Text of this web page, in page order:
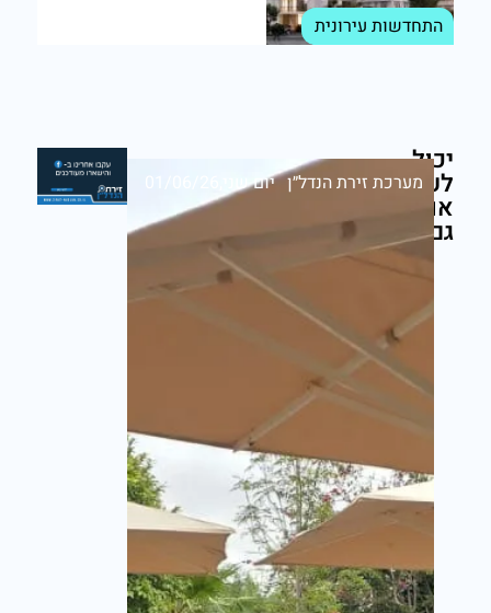
יכול
לעניין
אותך
גם
מערכת זירת הנדל״ן יום שני,01/06/26
התחדשות עירונית